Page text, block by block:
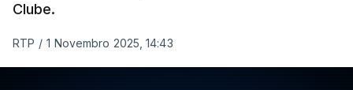
Clube.
RTP / 1 Novembro 2025, 14:43